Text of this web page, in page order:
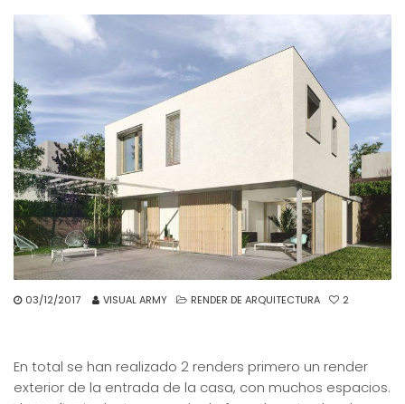
03/12/2017 VISUAL ARMY RENDER DE ARQUITECTURA 2
En total se han realizado 2 renders primero un render
exterior de la entrada de la casa, con muchos espacios.